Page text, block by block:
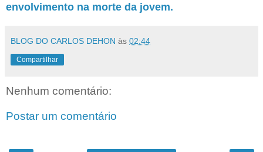
envolvimento na morte da jovem.
BLOG DO CARLOS DEHON às 02:44
Compartilhar
Nenhum comentário:
Postar um comentário